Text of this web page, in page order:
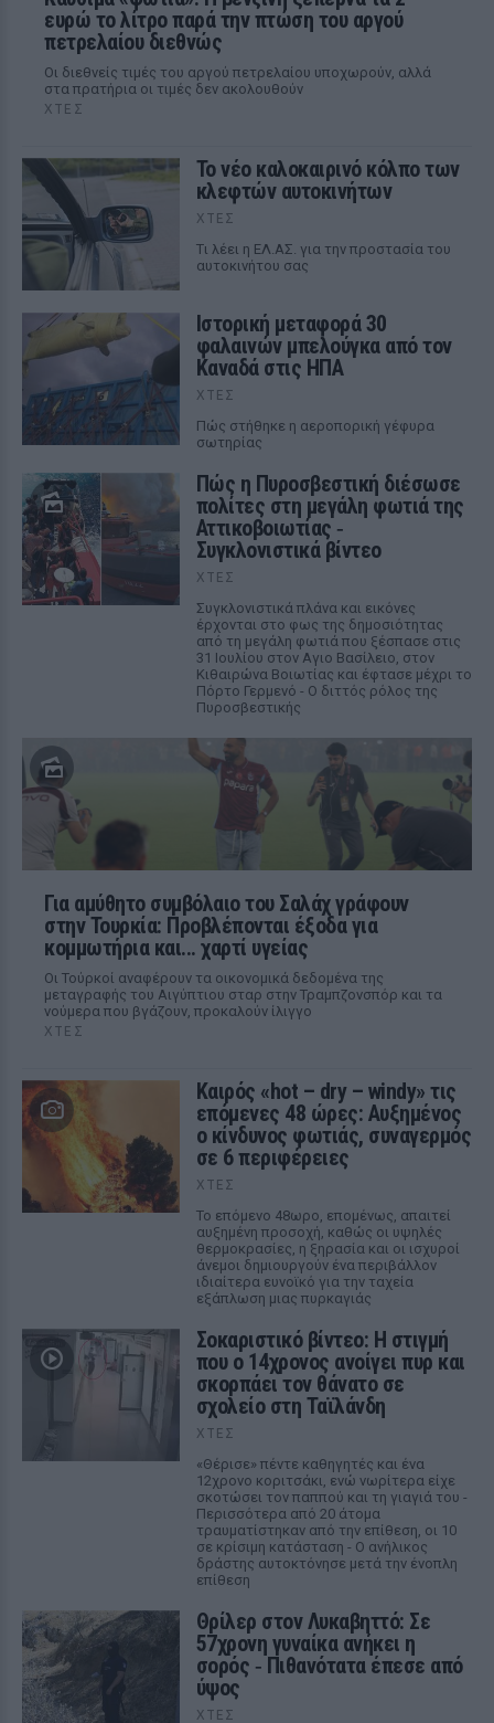
ευρώ το λίτρο παρά την πτώση του αργού
πετρελαίου διεθνώς
Οι διεθνείς τιμές του αργού πετρελαίου υποχωρούν, αλλά
στα πρατήρια οι τιμές δεν ακολουθούν
ΧΤΕΣ
Το νέο καλοκαιρινό κόλπο των
κλεφτών αυτοκινήτων
ΧΤΕΣ
Tι λέει η ΕΛ.ΑΣ. για την προστασία του
αυτοκινήτου σας
Ιστορική μεταφορά 30
φαλαινών μπελούγκα από τον
Καναδά στις ΗΠΑ
ΧΤΕΣ
Πώς στήθηκε η αεροπορική γέφυρα
σωτηρίας
Πώς η Πυροσβεστική διέσωσε
πολίτες στη μεγάλη φωτιά της
Αττικοβοιωτίας ‑
Συγκλονιστικά βίντεο
ΧΤΕΣ
Συγκλονιστικά πλάνα και εικόνες
έρχονται στο φως της δημοσιότητας
από τη μεγάλη φωτιά που ξέσπασε στις
31 Ιουλίου στον Αγιο Βασίλειο, στον
Κιθαιρώνα Βοιωτίας και έφτασε μέχρι το
Πόρτο Γερμενό - Ο διττός ρόλος της
Πυροσβεστικής
Για αμύθητο συμβόλαιο του Σαλάχ γράφουν
στην Τουρκία: Προβλέπονται έξοδα για
κομμωτήρια και... χαρτί υγείας
Οι Τούρκοί αναφέρουν τα οικονομικά δεδομένα της
μεταγραφής του Αιγύπτιου σταρ στην Τραμπζονσπόρ και τα
νούμερα που βγάζουν, προκαλούν ίλιγγο
ΧΤΕΣ
Καιρός «hot – dry – windy» τις
επόμενες 48 ώρες: Αυξημένος
ο κίνδυνος φωτιάς, συναγερμός
σε 6 περιφέρειες
ΧΤΕΣ
Το επόμενο 48ωρο, επομένως, απαιτεί
αυξημένη προσοχή, καθώς οι υψηλές
θερμοκρασίες, η ξηρασία και οι ισχυροί
άνεμοι δημιουργούν ένα περιβάλλον
ιδιαίτερα ευνοϊκό για την ταχεία
εξάπλωση μιας πυρκαγιάς
Σοκαριστικό βίντεο: Η στιγμή
που ο 14χρονος ανοίγει πυρ και
σκορπάει τον θάνατο σε
σχολείο στη Ταϊλάνδη
ΧΤΕΣ
«Θέρισε» πέντε καθηγητές και ένα
12χρονο κοριτσάκι, ενώ νωρίτερα είχε
σκοτώσει τον παππού και τη γιαγιά του -
Περισσότερα από 20 άτομα
τραυματίστηκαν από την επίθεση, οι 10
σε κρίσιμη κατάσταση - Ο ανήλικος
δράστης αυτοκτόνησε μετά την ένοπλη
επίθεση
Θρίλερ στον Λυκαβηττό: Σε
57χρονη γυναίκα ανήκει η
σορός ‑ Πιθανότατα έπεσε από
ύψος
ΧΤΕΣ